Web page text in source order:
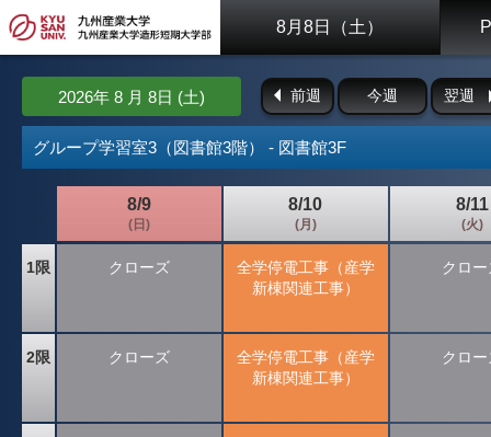
8月8日（土）
2026年 8 月 8日 (土) 前週 今週 翌週
グループ学習室3（図書館3階） - 図書館3F
8/9
(日)
8/10
(月)
8/11
(火)
1限
2限
クローズ
クローズ
全学停電工事（産学
新棟関連工事）
全学停電工事（産学
新棟関連工事）
クロ
クロ